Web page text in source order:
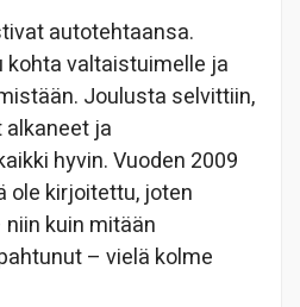
autotehtaansa.
kohta valtaistuimelle ja
Joulusta selvittiin,
ja
hyvin. Vuoden 2009
ole kirjoitettu, joten
kuin mitään
– vielä kolme